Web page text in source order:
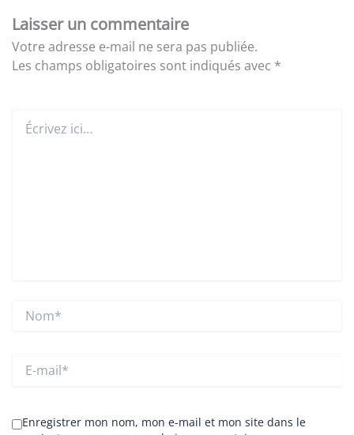
Laisser un commentaire
Votre adresse e-mail ne sera pas publiée.
Les champs obligatoires sont indiqués avec *
ici…
mail*
Enregistrer mon nom, mon e-mail et mon site dans le